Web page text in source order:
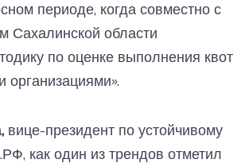
периоде, когда совместно с
Сахалинской области
по оценке выполнения квот
организациями».
вице-президент по устойчивому
как один из трендов отметил